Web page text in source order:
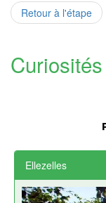
Retour à l'étape
Ellezelles